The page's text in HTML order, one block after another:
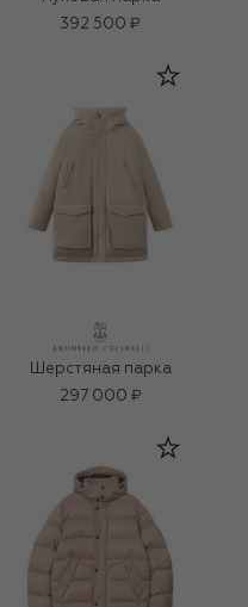
392 500 ₽
Шерстяная парка
297 000 ₽